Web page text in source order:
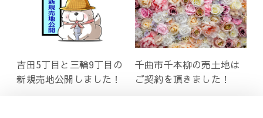
吉田5丁目と三輪9丁目の
新規売地公開しました！
千曲市千本柳の売土地は
ご契約を頂きました！